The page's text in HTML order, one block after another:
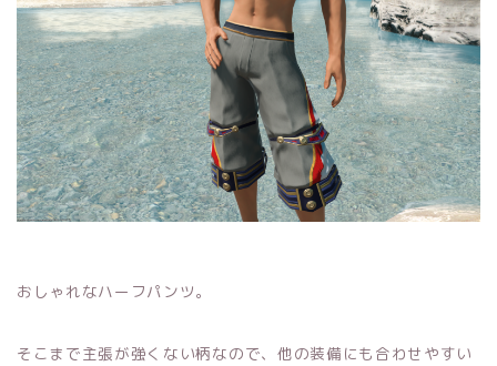
おしゃれなハーフパンツ。
そこまで主張が強くない柄なので、他の装備にも合わせやすい